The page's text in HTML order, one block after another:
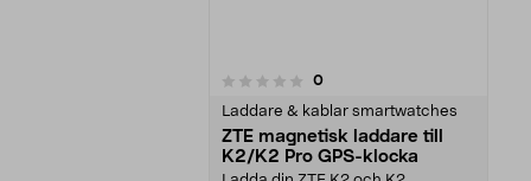
0recensioner
Laddare & kablar smartwatches
ZTE magnetisk laddare till
K2/K2 Pro GPS-klocka